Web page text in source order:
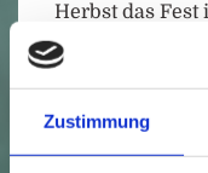
Zustimmung
Herbst das
schon mal ein
Jahren